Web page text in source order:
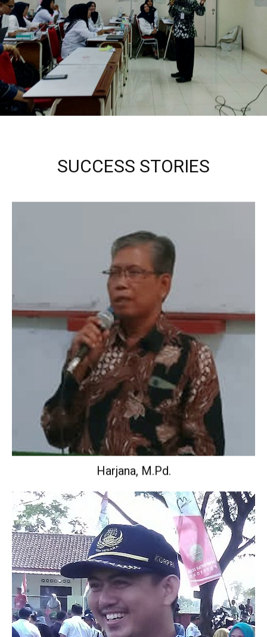
SUCCESS STORIES
Kepala Sekolah
Harjana, M.Pd.
Wakil Kepala Sekolah Urusan Kurikulum.